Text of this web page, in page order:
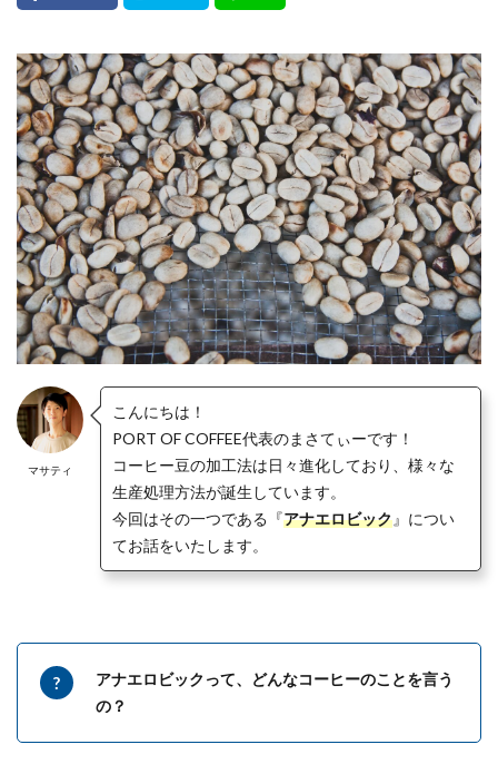
マサティ
こんにちは！
PORT OF COFFEE代表のまさてぃーです！
コーヒー豆の加工法は日々進化しており、様々な
生産処理方法が誕生しています。
今回はその一つである『アナエロビック』につい
てお話をいたします。
アナエロビックって、どんなコーヒーのことを言う
の？